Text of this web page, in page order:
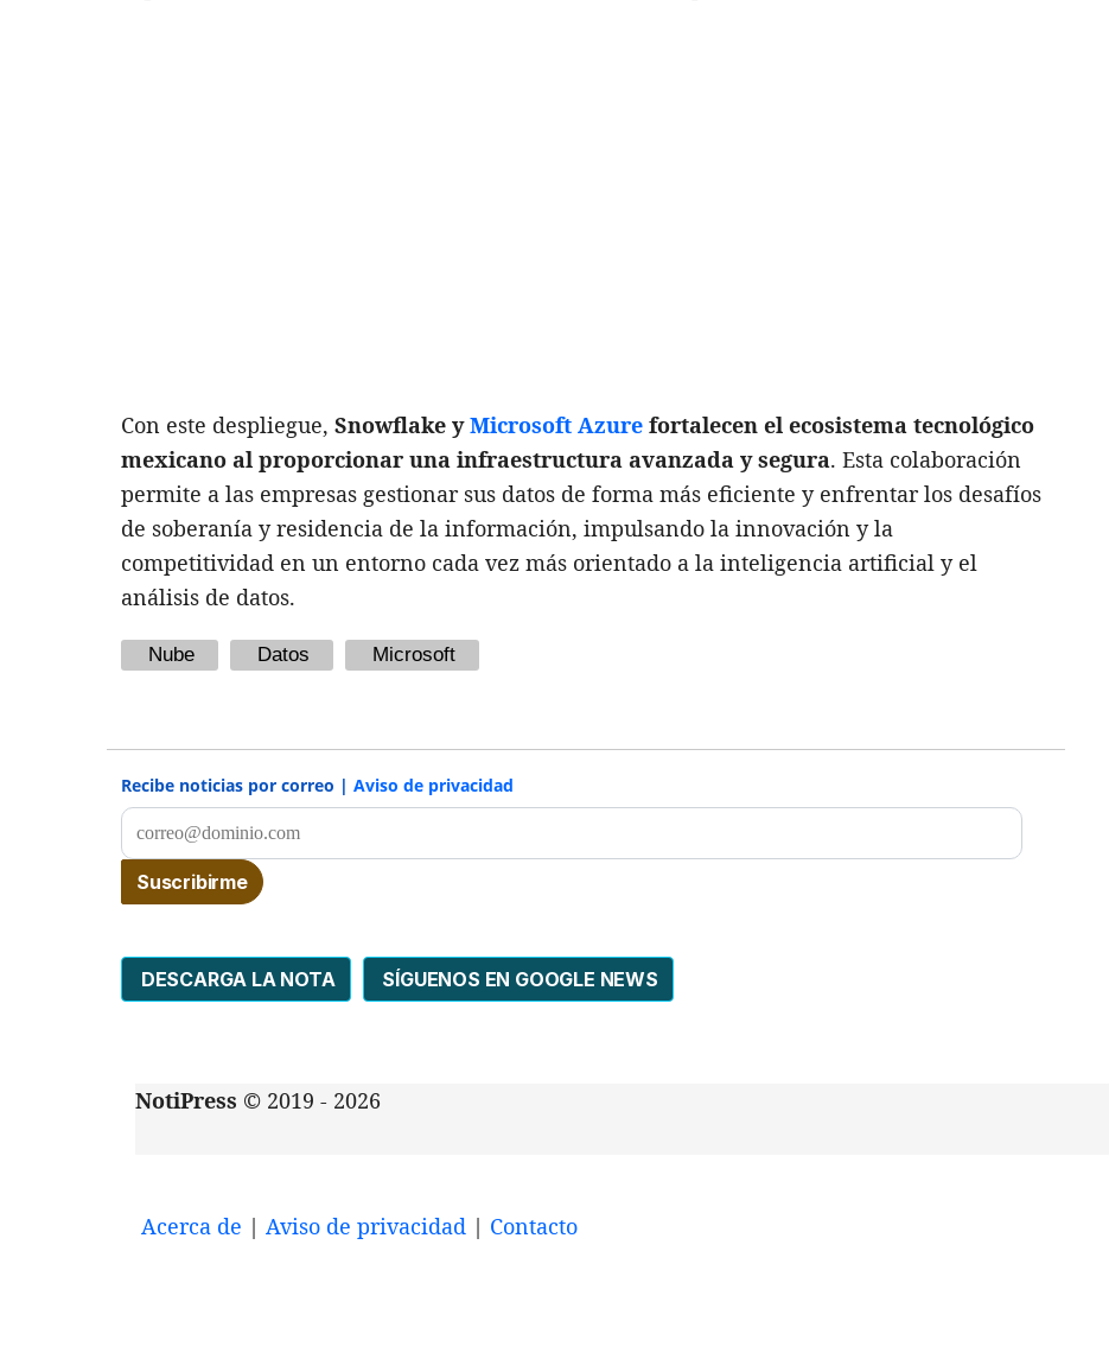
Con este despliegue, Snowflake yMicrosoft Azure fortalecen el ecosistema tecnológico
mexicano al proporcionar una infraestructura avanzada y segura. Esta colaboración
permite a las empresas gestionar sus datos de forma más eficiente y enfrentar los desafíos
de soberanía y residencia de la información, impulsando la innovación y la
competitividad en un entorno cada vez más orientado a la inteligencia artificial y el
análisis de datos.
Nube Datos Microsoft
Recibe noticias por correo | Aviso de privacidad
DESCARGA LA NOTA SÍGUENOS EN GOOGLE NEWS
NotiPress © 2019 - 2026
Acerca de | Aviso de privacidad | Contacto